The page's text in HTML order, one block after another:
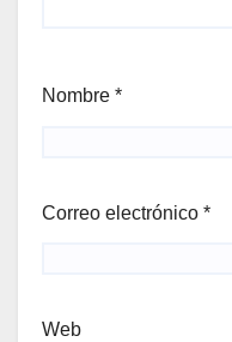
Nombre *
Correo electrónico *
Web